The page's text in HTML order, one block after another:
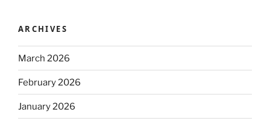
ARCHIVES
March 2026
February 2026
January 2026